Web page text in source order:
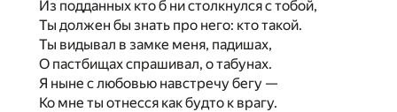
Из подданных кто б ни столкнулся с тобой,
Ты должен бы знать про него: кто такой.
Ты видывал в замке меня, падишах,
О пастбищах спрашивал, о табунах.
Я ныне с любовью навстречу бегу —
Ко мне ты отнесся как будто к врагу.